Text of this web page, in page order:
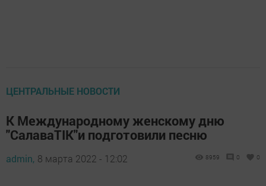
ЦЕНТРАЛЬНЫЕ НОВОСТИ
К Международному женскому дню
"СалаваTIK"и подготовили песню
admin, 8 марта 2022 - 12:02 8959 0 0